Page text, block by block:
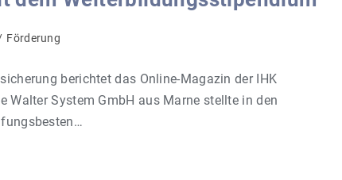
Förderung
berichtet das Online-Magazin der IHK
Walter System GmbH aus Marne stellte in den